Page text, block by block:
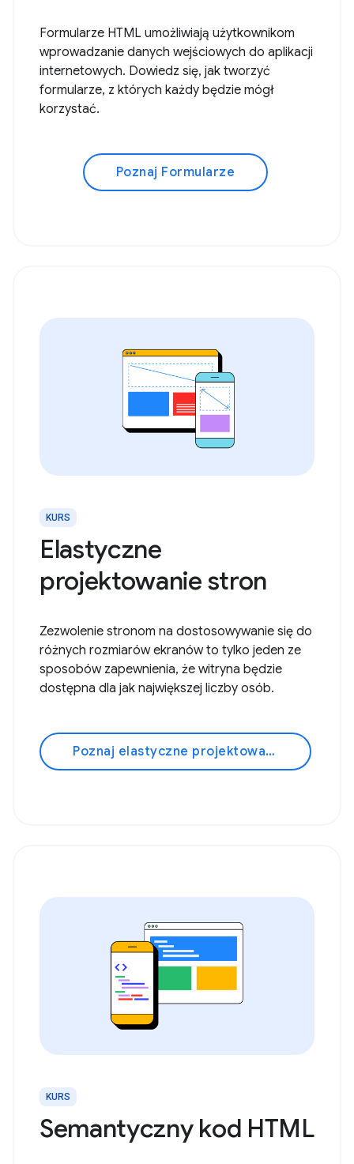
Formularze HTML umożliwiają użytkownikom
wprowadzanie danych wejściowych do aplikacji
internetowych. Dowiedz się, jak tworzyć
formularze, z których każdy będzie mógł
korzystać.
Poznaj Formularze
KURS
Elastyczne
projektowanie stron
Zezwolenie stronom na dostosowywanie się do
różnych rozmiarów ekranów to tylko jeden ze
sposobów zapewnienia, że witryna będzie
dostępna dla jak największej liczby osób.
Poznaj elastyczne projektowanie stron
KURS
Semantyczny kod HTML